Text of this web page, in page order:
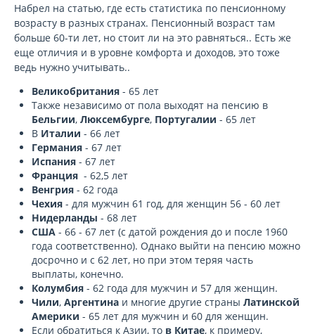
Набрел на статью, где есть статистика по пенсионному
возрасту в разных странах. Пенсионный возраст там
больше 60-ти лет, но стоит ли на это равняться.. Есть же
еще отличия и в уровне комфорта и доходов, это тоже
ведь нужно учитывать..
Великобритания - 65 лет
Также независимо от пола выходят на пенсию в
Бельгии, Люксембурге, Португалии - 65 лет
В Италии - 66 лет
Германия - 67 лет
Испания - 67 лет
Франция - 62,5 лет
Венгрия - 62 года
Чехия - для мужчин 61 год, для женщин 56 - 60 лет
Нидерланды - 68 лет
США - 66 - 67 лет (с датой рождения до и после 1960
года соответственно). Однако выйти на пенсию можно
досрочно и с 62 лет, но при этом теряя часть
выплаты, конечно.
Колумбия - 62 года для мужчин и 57 для женщин.
Чили, Аргентина и многие другие страны Латинской
Америки - 65 лет для мужчин и 60 для женщин.
Если обратиться к Азии, то в Китае, к примеру,